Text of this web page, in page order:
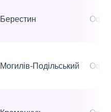
Берестин
Могилів-Подільський